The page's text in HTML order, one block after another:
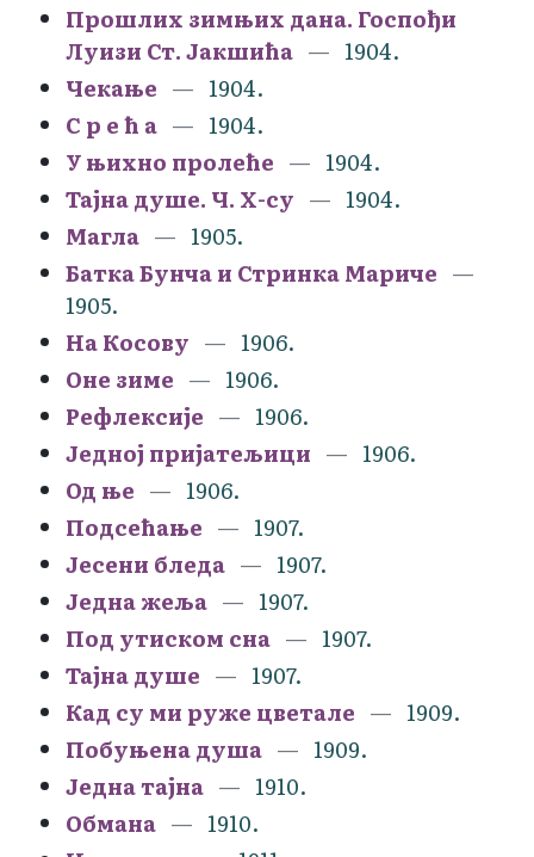
Прошлих зимњих дана. Госпођи
Луизи Ст. Јакшића
1904.
Чекање
1904.
С р е ћ а
1904.
У њихно пролеће
1904.
Тајна душе. Ч. Х-су
1904.
Магла
1905.
Батка Бунча и Стринка Мариче
1905.
На Косову
1906.
Оне зиме
1906.
Рефлексије
1906.
Једној пријатељици
1906.
Од ње
1906.
Подсећање
1907.
Јесени бледа
1907.
Једна жеља
1907.
Под утиском сна
1907.
Тајна душе
1907.
Кад су ми руже цветале
1909.
Побуњена душа
1909.
Једна тајна
1910.
Обмана
1910.